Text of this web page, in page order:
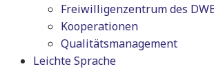
Freiwilligenzentrum des
Kooperationen
Qualitätsmanagement
Leichte Sprache